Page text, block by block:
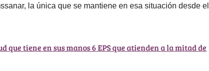
la única que se mantiene en esa situación desde el
que tiene en sus manos 6 EPS que atienden a la mitad de